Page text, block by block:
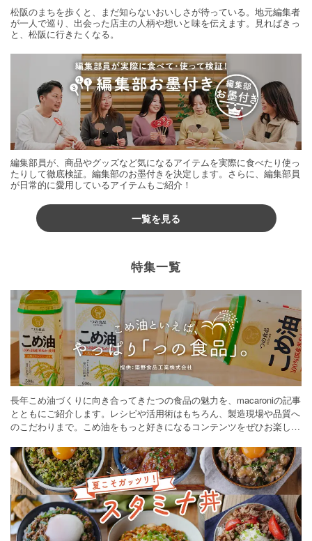
松阪のまちを歩くと、まだ知らないおいしさが待っている。地元編集者
が一人で巡り、出会った店主の人柄や想いと味を伝えます。見ればきっ
と、松阪に行きたくなる。
編集部員が、商品やグッズなど気になるアイテムを実際に食べたり使っ
たりして徹底検証。編集部のお墨付きを決定します。さらに、編集部員
が日常的に愛用しているアイテムもご紹介！
一覧を見る
特集一覧
長年こめ油づくりに向き合ってきたつの食品の魅力を、macaroniの記事
とともにご紹介します。レシピや活用術はもちろん、製造現場や品質へ
のこだわりまで。こめ油をもっと好きになるコンテンツをぜひお楽しみ